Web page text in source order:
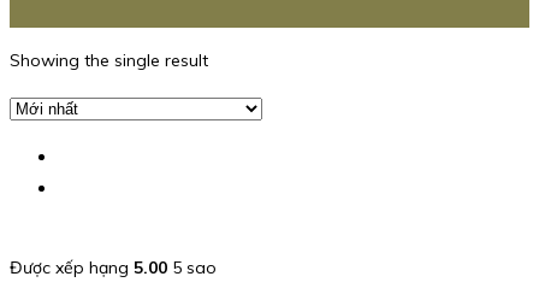
Showing the single result
Được xếp hạng 5.00 5 sao